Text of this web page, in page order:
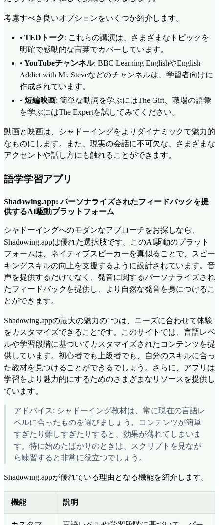
考慮すべき良いオプションをいくつか紹介します。
• TEDトーク: これらの講演は、さまざまなトピックを
明確で感動的な言葉でカバーしています。
• YouTubeチャンネル: BBC Learning EnglishやEnglish
Addict with Mr. Steveなどのチャンネルは、学習者向けに
作成されています。
• 短編映画: 簡単な動詞を学ぶにはThe Gift、職場の語彙
を学ぶにはThe Expertを試してみてください。
動画と映画は、シャドーイングをよりダイナミックで魅力的
なものにします。また、現実の会話に不可欠な、さまざまな
アクセントや話し方にも触れることができます。
語学学習アプリ
Shadowing.app: パーソナライズされたフィードバックを提
供するAI駆動プラットフォーム
シャドーイングへのモダンなアプローチをお探しなら、
Shadowing.appは優れた選択肢です。このAI駆動のプラット
フォームは、ネイティブスピーカーを真似ることで、スピー
キングスキルの向上を支援するように設計されています。音
声を提供するだけでなく、発音に関するパーソナライズされ
たフィードバックを提供し、より自然な発音を身につけるこ
とができます。
Shadowing.appの最大の魅力の1つは、ニーズに合わせて体験
をカスタマイズできることです。このサイトでは、言語レベ
ルや学習段階に基づいてカスタマイズされたコンテンツを提
供しています。初心者でも上級者でも、自分のスキルに合っ
た教材を見つけることができるでしょう。さらに、アプリは
学習をより魅力的にするためのさまざまなリソースを提供し
ています。
アドバイス: シャドーイング教材は、常に現在の言語レ
ベルに合ったものを選びましょう。コンテンツが簡単
すぎたり難しすぎたりすると、効果が薄れてしまいま
す。特に始めたばかりのときは、スクリプトを見なが
ら練習すると非常に役立つでしょう。
Shadowing.appが優れている理由となる機能を紹介します。
機能 説明